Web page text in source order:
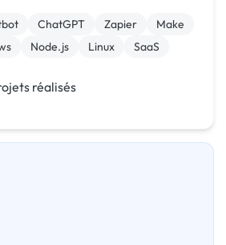
ChatGPT Zapier
Make
Node.js Linux SaaS
réalisés